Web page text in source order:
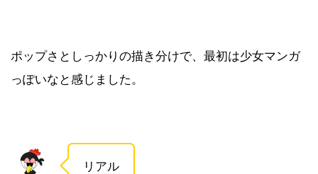
ポップさとしっかりの描き分けで、最初は少女マンガ
っぽいなと感じました。
リアル